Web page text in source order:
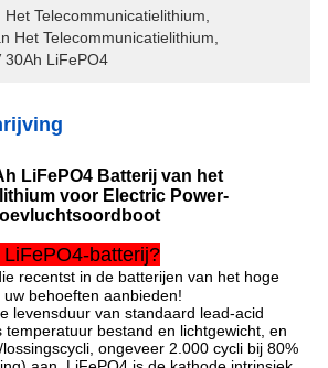
Het Telecommunicatielithium
Het Telecommunicatielithium
30Ah LiFePO4
LiFePO4 Batterij van het
voor Electric Power-
batterij?
recentst in de batterijen van het hoge
behoeften aanbieden!
levensduur van standaard lead-acid
temperatuur bestand en lichtgewicht, en
ongeveer 2.000 cycli bij 80%